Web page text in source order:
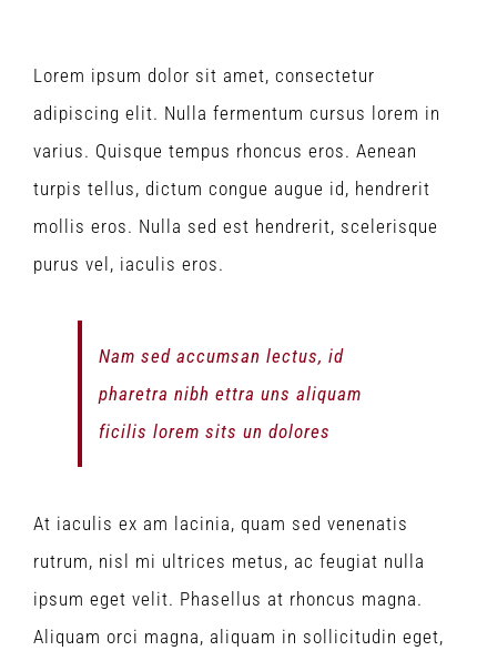
Lorem ipsum dolor sit amet, consectetur
adipiscing elit. Nulla fermentum cursus lorem in
varius. Quisque tempus rhoncus eros. Aenean
turpis tellus, dictum congue augue id, hendrerit
mollis eros. Nulla sed est hendrerit, scelerisque
purus vel, iaculis eros.
Nam sed accumsan lectus, id
pharetra nibh ettra uns aliquam
ficilis lorem sits un dolores
At iaculis ex am lacinia, quam sed venenatis
rutrum, nisl mi ultrices metus, ac feugiat nulla
ipsum eget velit. Phasellus at rhoncus magna.
Aliquam orci magna, aliquam in sollicitudin eget,